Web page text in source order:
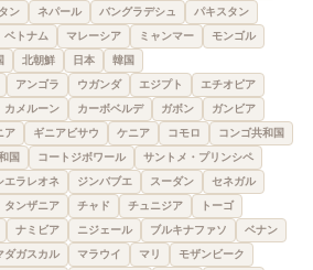
ン
ネパール バングラデシュ
パキスタン
ベトナム マレーシア ミャンマー
モンゴル
北朝鮮 日本 韓国
アンゴラ ウガンダ エジプト
エチオピア
カメルーン カーボベルデ ガボン
ガンビア
ア ギニアビサウ ケニア コモロ
コンゴ共和国
国
コートジボワール
サントメ・プリンシペ
エラレオネ ジンバブエ スーダン
セネガル
タンザニア チャド チュニジア
トーゴ
ナミビア ニジェール ブルキナファソ
ベナン
ダガスカル マラウイ マリ
モザンビーク